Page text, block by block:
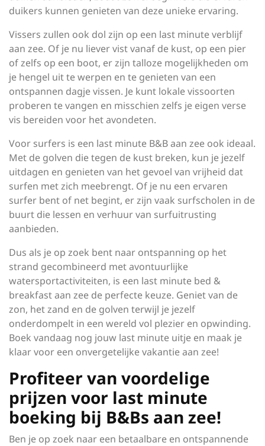
duikers kunnen genieten van deze unieke ervaring.
Vissers zullen ook dol zijn op een last minute verblijf
aan zee. Of je nu liever vist vanaf de kust, op een pier
of zelfs op een boot, er zijn talloze mogelijkheden om
je hengel uit te werpen en te genieten van een
ontspannen dagje vissen. Je kunt lokale vissoorten
proberen te vangen en misschien zelfs je eigen verse
vis bereiden voor het avondeten.
Voor surfers is een last minute B&B aan zee ook ideaal.
Met de golven die tegen de kust breken, kun je jezelf
uitdagen en genieten van het gevoel van vrijheid dat
surfen met zich meebrengt. Of je nu een ervaren
surfer bent of net begint, er zijn vaak surfscholen in de
buurt die lessen en verhuur van surfuitrusting
aanbieden.
Dus als je op zoek bent naar ontspanning op het
strand gecombineerd met avontuurlijke
watersportactiviteiten, is een last minute bed &
breakfast aan zee de perfecte keuze. Geniet van de
zon, het zand en de golven terwijl je jezelf
onderdompelt in een wereld vol plezier en opwinding.
Boek vandaag nog jouw last minute uitje en maak je
klaar voor een onvergetelijke vakantie aan zee!
Profiteer van voordelige
prijzen voor last minute
boeking bij B&Bs aan zee!
Ben je op zoek naar een betaalbare en ontspannende